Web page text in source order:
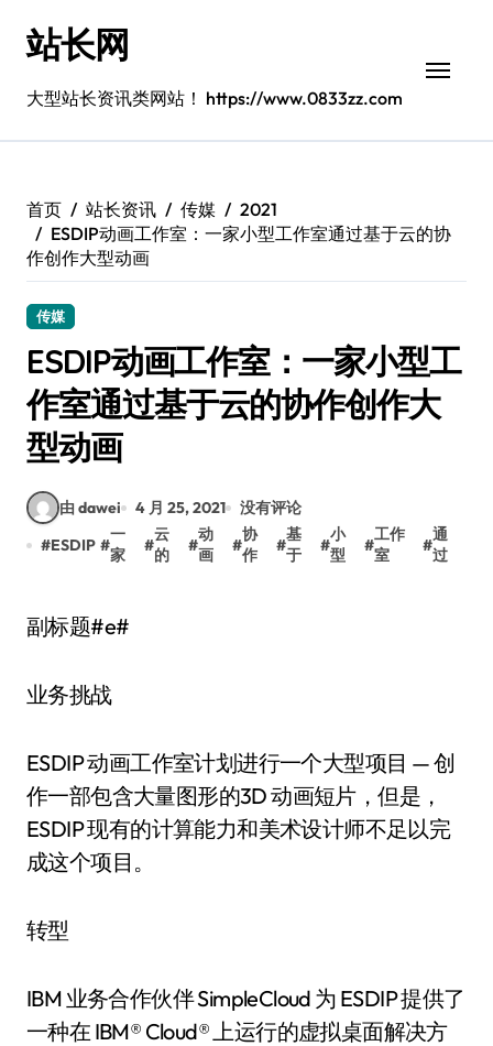
站长网
大型站长资讯类网站！ https://www.0833zz.com
首页 站长资讯 传媒
2021
ESDIP动画工作室：一家小型工作室通过基于云的协
作创作大型动画
传媒
ESDIP动画工作室：一家小型工
作室通过基于云的协作创作大
型动画
由 dawei 4 月 25, 2021
没有评论
#ESDIP #
一
家
#
云
的
#
动
画
#
协
作
#
基
于
#
小
型
#
工作
室
#
通
过
副标题#e#
业务挑战
ESDIP 动画工作室计划进行一个大型项目 — 创
作一部包含大量图形的3D 动画短片，但是，
ESDIP 现有的计算能力和美术设计师不足以完
成这个项目。
转型
IBM 业务合作伙伴 SimpleCloud 为 ESDIP 提供了
一种在 IBM® Cloud® 上运行的虚拟桌面解决方